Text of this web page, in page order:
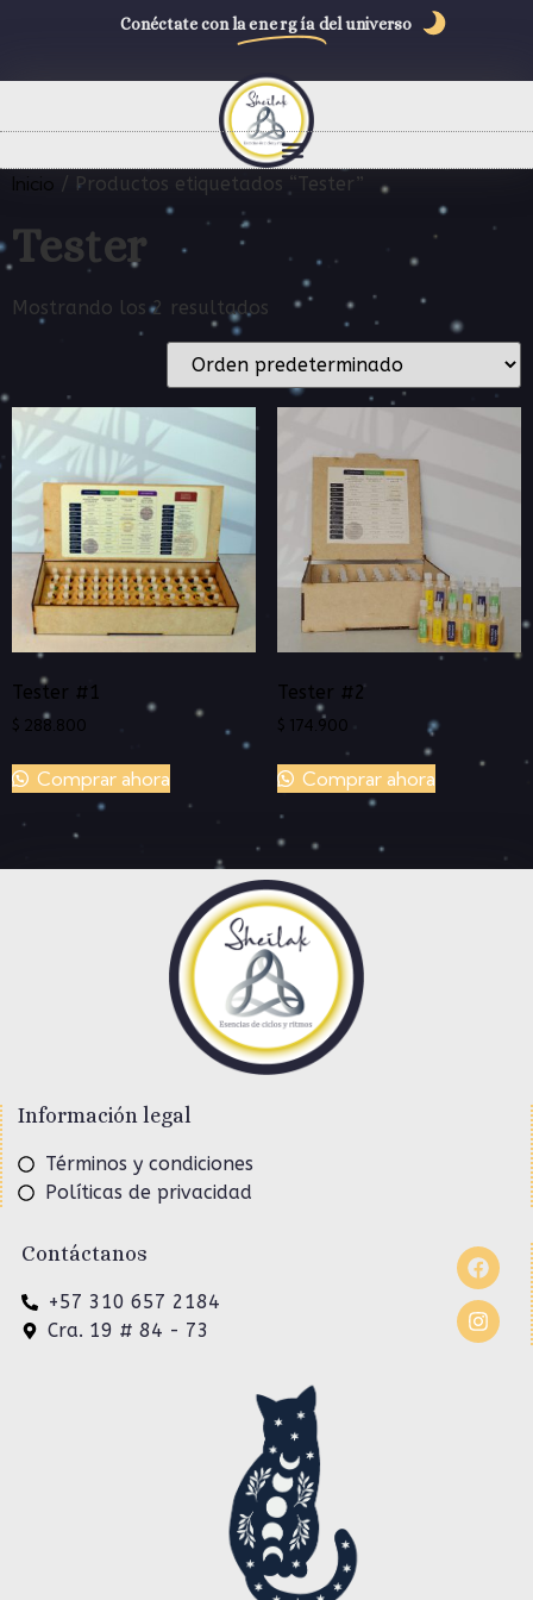
Conéctate con la energía del universo
Inicio / Productos etiquetados “Tester”
Tester
Mostrando los 2 resultados
Tester #1
$ 288.800
Comprar ahora
Tester #2
$ 174.900
Comprar ahora
Información legal
Términos y condiciones
Políticas de privacidad
Contáctanos
+57 310 657 2184
Cra. 19 # 84 - 73